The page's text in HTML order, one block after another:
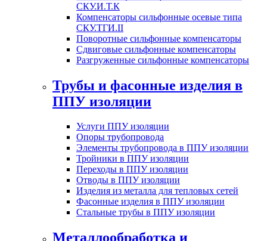
СКУ.И.Т.К
Компенсаторы сильфонные осевые типа
СКУ.ТГИ.II
Поворотные сильфонные компенсаторы
Сдвиговые сильфонные компенсаторы
Разгруженные сильфонные компенсаторы
Трубы и фасонные изделия в
ППУ изоляции
Услуги ППУ изоляции
Опоры трубопровода
Элементы трубопровода в ППУ изоляции
Тройники в ППУ изоляции
Переходы в ППУ изоляции
Отводы в ППУ изоляции
Изделия из металла для тепловых сетей
Фасонные изделия в ППУ изоляции
Стальные трубы в ППУ изоляции
Металлообработка и